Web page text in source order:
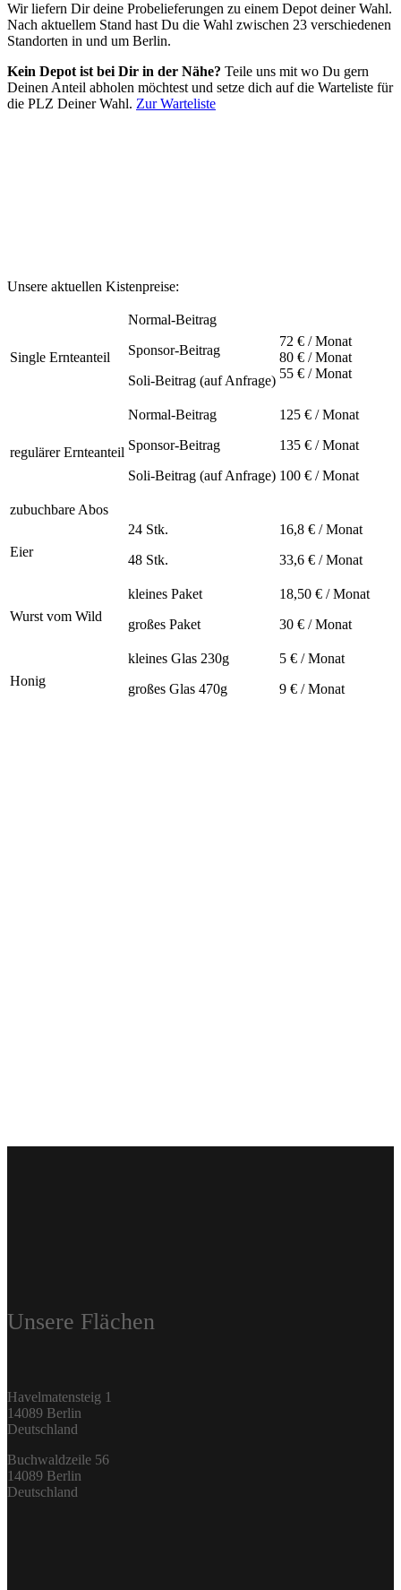
Wir liefern Dir deine Probelieferungen zu einem Depot deiner Wahl.
Nach aktuellem Stand hast Du die Wahl zwischen 23 verschiedenen
Standorten in und um Berlin.
Kein Depot ist bei Dir in der Nähe? Teile uns mit wo Du gern
Deinen Anteil abholen möchtest und setze dich auf die Warteliste für
die PLZ Deiner Wahl. Zur Warteliste
Unsere aktuellen Kistenpreise:
Single Ernteanteil
Normal-Beitrag
Sponsor-Beitrag
Soli-Beitrag (auf Anfrage)
72 € / Monat
80 € / Monat
55 € / Monat
regulärer Ernteanteil
Normal-Beitrag
Sponsor-Beitrag
Soli-Beitrag (auf Anfrage)
125 € / Monat
135 € / Monat
100 € / Monat
zubuchbare Abos
Eier
24 Stk.
48 Stk.
16,8 € / Monat
33,6 € / Monat
Wurst vom Wild
kleines Paket
großes Paket
18,50 € / Monat
30 € / Monat
Honig
kleines Glas 230g
großes Glas 470g
5 € / Monat
9 € / Monat
Unsere Flächen
Havelmatensteig 1
14089 Berlin
Deutschland
Buchwaldzeile 56
14089 Berlin
Deutschland